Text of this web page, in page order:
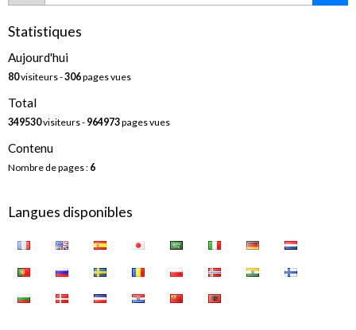
Statistiques
Aujourd'hui
80visiteurs -306pages vues
Total
349530visiteurs - 964973pages vues
Contenu
Nombre de pages : 6
Langues disponibles